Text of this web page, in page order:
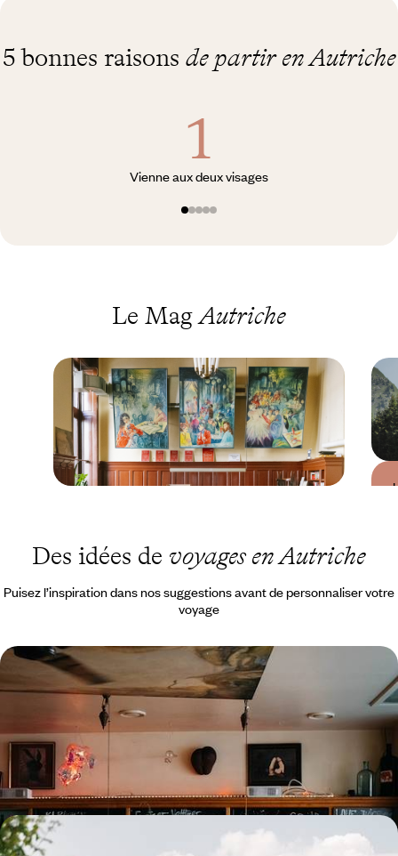
5 bonnes raisons de partir en Autriche
Vienne aux deux visages
Le MagAutriche
Vienne à contre-
courant
Des idées de voyages en Autriche
Puisez l’inspiration dans nos suggestions avant de personnaliser votre
voyage
Énergique, alternative et gourmande - Vienne, le
nouveau cool
Du Karl-Marx-Hof aux échoppes nocturnes, battre les clichés en
brèche en sillonnant une Vienne du XXIe siècle tout sauf classique
4 jours, de CHF 1600 à CHF 2200
De Salzbourg à Vienne - La semaine enchantée